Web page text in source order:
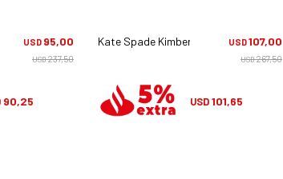
USD 95,00
USD237,50
90,25
Kate Spade Kimberlee - 807USD107,00
USD267,50
USD101,65